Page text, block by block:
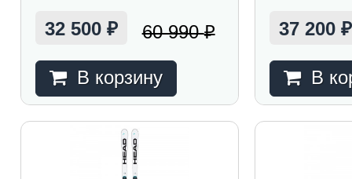
32 500 ₽ 60 990₽
В корзину
37 200₽
В